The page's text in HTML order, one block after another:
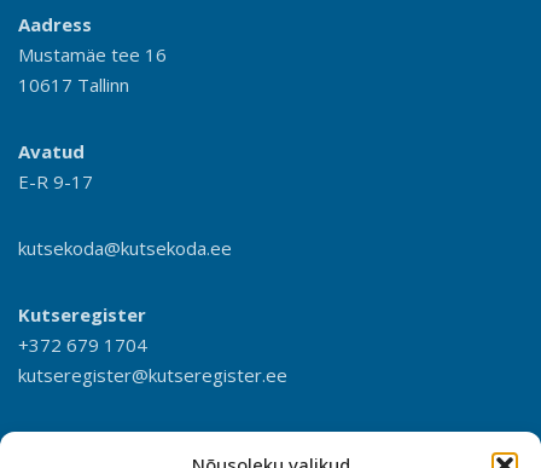
Aadress
Mustamäe tee 16
10617 Tallinn
Avatud
E-R 9-17
kutsekoda@kutsekoda.ee
Kutseregister
+372 679 1704
kutseregister@kutseregister.ee